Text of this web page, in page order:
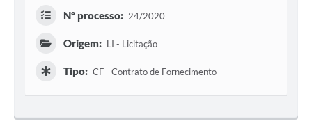
Nº processo: 24/2020
Origem: LI - Licitação
Tipo: CF - Contrato de Fornecimento